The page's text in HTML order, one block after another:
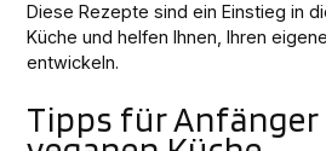
Diese Rezepte sind ein Einstieg in
Küche und helfen Ihnen, Ihren
entwickeln.
Tipps für Anfänger